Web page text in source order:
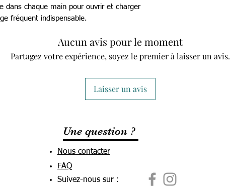
dans chaque main pour ouvrir et charger
fréquent indispensable.
Aucun avis pour le moment
Partagez votre expérience, soyez le premier à laisser un avis.
Laisser un avis
Une question ?
Nous contacter
FAQ
Suivez-nous sur :